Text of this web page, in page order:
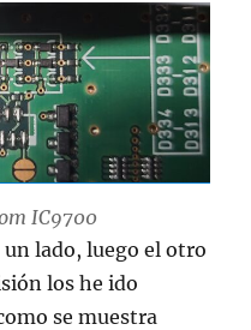
IC9700
lado, luego el otro
los he ido
se muestra